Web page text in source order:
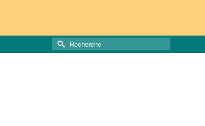
Rechercher :